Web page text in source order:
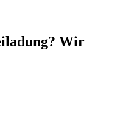
Wir